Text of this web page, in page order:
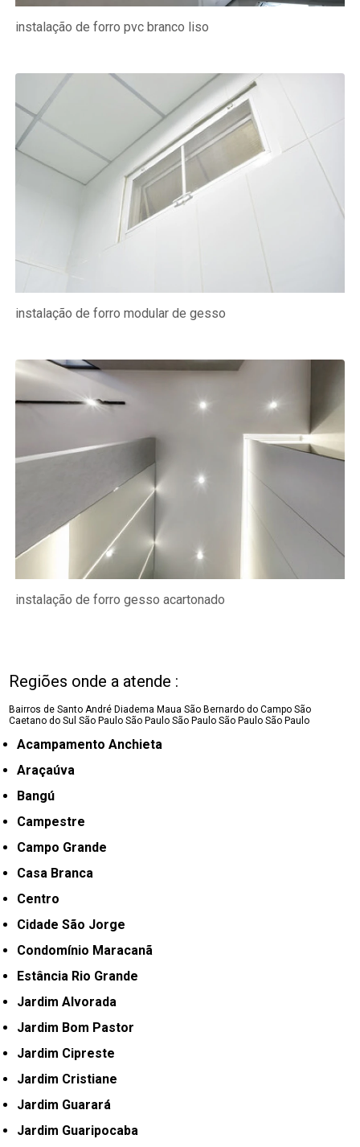
instalação de forro pvc branco liso
instalação de forro modular de gesso
instalação de forro gesso acartonado
Regiões onde a atende :
Bairros de Santo André Diadema Maua São Bernardo do Campo São
Caetano do SulSão Paulo São Paulo São Paulo São Paulo São Paulo
Acampamento Anchieta
Araçaúva
Bangú
Campestre
Campo Grande
Casa Branca
Centro
Cidade São Jorge
Condomínio Maracanã
Estância Rio Grande
Jardim Alvorada
Jardim Bom Pastor
Jardim Cipreste
Jardim Cristiane
Jardim Guarará
Jardim Guaripocaba